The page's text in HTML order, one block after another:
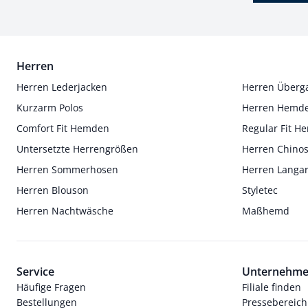
Herren
Herren Lederjacken
Herren
Kurzarm Polos
Herren
Comfort Fit Hemden
Regular Fit
Untersetzte Herrengrößen
Herren Chinos
Herren Sommerhosen
Herren
Herren Blouson
Styletec
Herren Nachtwäsche
Maßhemd
Service
Häufige Fragen
Bestellungen
Filiale finden
Pressebereich